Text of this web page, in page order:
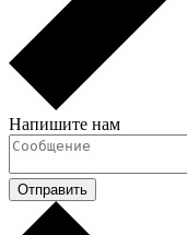
Напишите нам
Отправить